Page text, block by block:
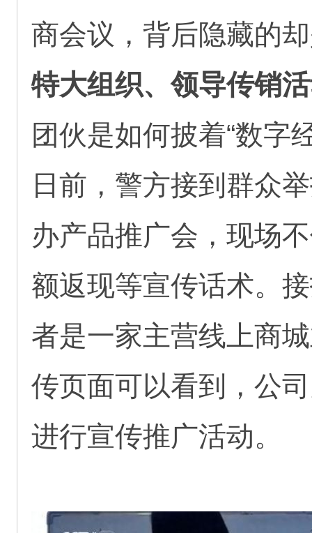
商会议，背后隐藏的
特大组织、领导传销
团伙是如何披着“数字
日前，警方接到群众
办产品推广会，现场
额返现等宣传话术。
者是一家主营线上商
传页面可以看到，公
进行宣传推广活动。